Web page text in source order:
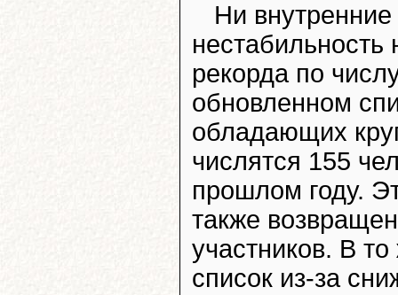
Ни
рекорда по
обновленном
обладающих
числятся 155
прошлом году.
также
участников. В
список из-за